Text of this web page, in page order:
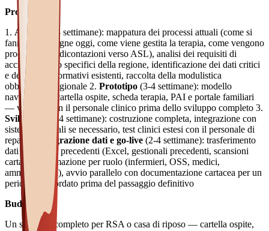
Processo:
1. Analisi
(2-3 settimane): mappatura dei processi attuali (come si
fanno le consegne oggi, come viene gestita la terapia, come vengono
prodotte le rendicontazioni verso ASL), analisi dei requisiti di
accreditamento specifici della regione, identificazione dei dati critici
e dei flussi informativi esistenti, raccolta della modulistica
obbligatoria regionale 2. Prototipo (3-4 settimane): modello
navigabile di cartella ospite, scheda terapia, PAI e portale familiari
— validato con il personale clinico prima dello sviluppo completo 3.
Sviluppo
(8-14 settimane): costruzione completa, integrazione con
sistemi regionali se necessario, test clinici estesi con il personale di
reparto 4.
Migrazione dati e go-live (2-4 settimane): trasferimento
dati da sistemi precedenti (Excel, gestionali precedenti, scansioni
cartacee), formazione per ruolo (infermieri, OSS, medici,
amministrativi), avvio parallelo con documentazione cartacea per un
periodo concordato prima del passaggio definitivo
Budget:
Un software completo per RSA o casa di riposo — cartella ospite,